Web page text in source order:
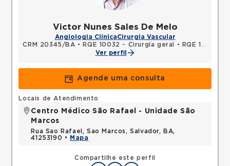
Victor Nunes Sales De Melo
Angiologia ClínicaCirurgia Vascular
CRM 20345/BA • RQE 10032 - Cirurgia geral •
RQE 11341 - Cirurgia vascular
Ver perfil
Agende uma consulta
Compartilhe este perfil
Locais de Atendimento
Centro Médico São Rafael - Unidade São
Marcos
Rua Sao Rafael, Sao Marcos, Salvador, BA,
41253190 •
Mapa